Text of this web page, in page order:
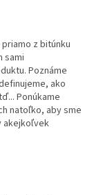
z bitúnku
sami
Poznáme
ako
Ponúkame
natoľko, aby sme
akejkoľvek